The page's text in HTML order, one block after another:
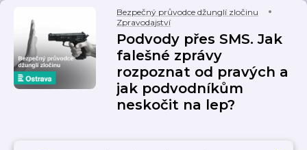
Bezpečný průvodce džunglí zločinu
Zpravodajství
Podvody přes SMS. Jak
falešné zprávy
rozpoznat od pravých a
jak podvodníkům
neskočit na lep?